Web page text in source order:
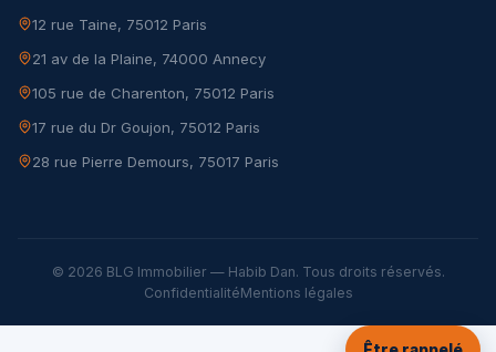
12 rue Taine, 75012 Paris
21 av de la Plaine, 74000 Annecy
105 rue de Charenton, 75012 Paris
17 rue du Dr Goujon, 75012 Paris
28 rue Pierre Demours, 75017 Paris
© 2026 BLG Immobilier — Habib Dan. Tous droits réservés.
ConfidentialitéMentions légales